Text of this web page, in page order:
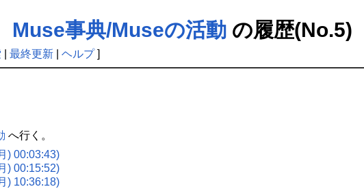
Muse事典/Museの活動の履歴(No.5)
最終更新| ヘルプ]
へ行く。
) 00:03:43)
) 00:15:52)
) 10:36:18)